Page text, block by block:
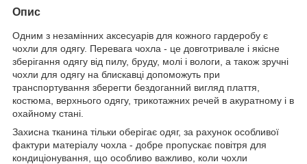
Опис
Одним з незамінних аксесуарів для кожного гардеробу є
чохли для одягу. Перевага чохла - це довготривале і якісне
зберігання одягу від пилу, бруду, молі і вологи, а також зручні
чохли для одягу на блискавці допоможуть при
транспортування зберегти бездоганний вигляд плаття,
костюма, верхнього одягу, трикотажних речей в акуратному і в
охайному стані.
Захисна тканина тільки оберігає одяг, за рахунок особливої ​​
фактури матеріалу чохла - добре пропускає повітря для
кондиціонування, що особливо важливо, коли чохли